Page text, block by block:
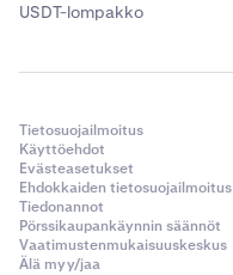
USDT-lompakko
Tietosuojailmoitus
Käyttöehdot
Evästeasetukset
Ehdokkaiden tietosuojailmoitus
Tiedonannot
Pörssikaupankäynnin säännöt
Vaatimustenmukaisuuskeskus
Älä myy/jaa